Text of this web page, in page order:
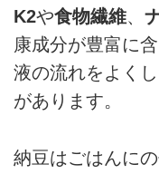
K2や食物繊維、
康成分が豊富に
液の流れをよく
があります。
納豆はごはんに